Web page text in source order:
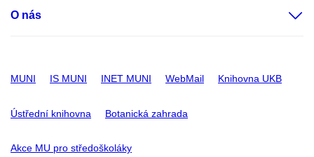
O nás
MUNI IS MUNI INET MUNI WebMail Knihovna UKB
Ústřední knihovna Botanická zahrada
Akce MU pro středoškoláky